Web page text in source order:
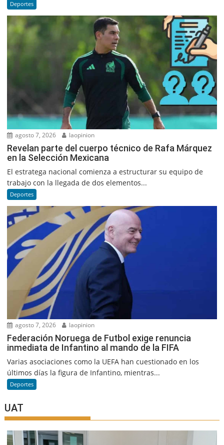
Deportes
agosto 7, 2026 laopinion
Revelan parte del cuerpo técnico de Rafa Márquez
en la Selección Mexicana
El estratega nacional comienza a estructurar su equipo de
trabajo con la llegada de dos elementos...
Deportes
agosto 7, 2026 laopinion
Federación Noruega de Futbol exige renuncia
inmediata de Infantino al mando de la FIFA
Varias asociaciones como la UEFA han cuestionado en los
últimos días la figura de Infantino, mientras...
Deportes
UAT